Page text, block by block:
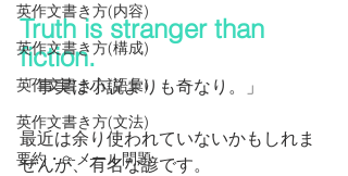
英作文書き方(内容)
英作文書き方(構成)
英作文書き方(語彙)
英作文書き方(文法)
要約・e-メール問題
Truth is stranger than
fiction.
「事実は小説よりも奇なり。」
最近は余り使われていないかもしれま
せんが、有名な諺です。